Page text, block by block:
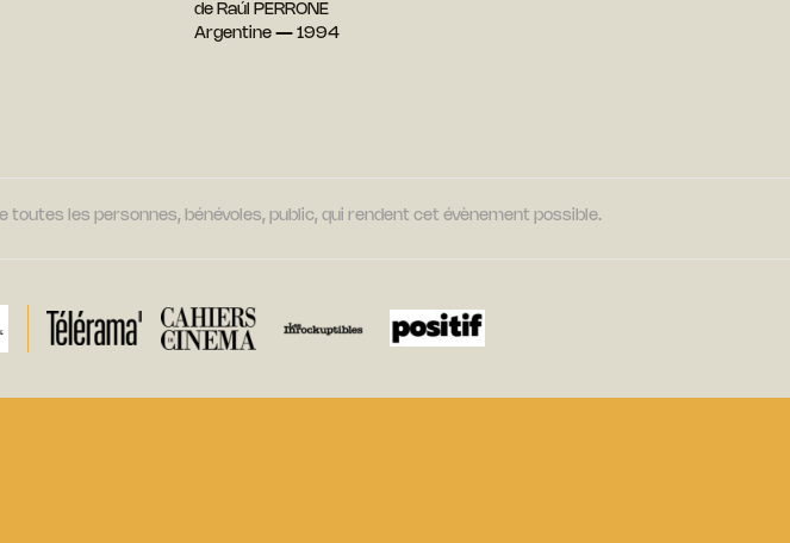
de Raúl PERRONE
Argentine — 1994
les personnes, bénévoles, public, qui rendent cet évènement possible.